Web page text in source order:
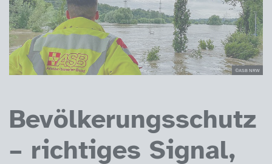
©ASB NRW
Bevölkerungsschutz
– richtiges Signal,